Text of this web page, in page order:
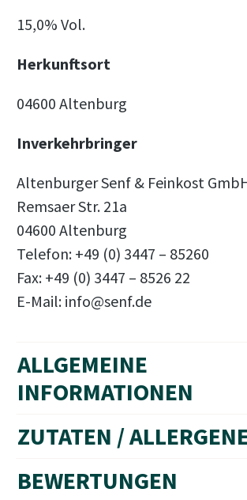
15,0% Vol.
Herkunftsort
04600 Altenburg
Inverkehrbringer
Altenburger Senf & Feinkost
Remsaer Str. 21a
04600 Altenburg
Telefon: +49 (0) 3447 – 85260
Fax: +49 (0) 3447 – 8526 22
E-Mail: info@senf.de
ALLGEMEINE
INFORMATIONEN
ZUTATEN /
BEWERTUNGEN